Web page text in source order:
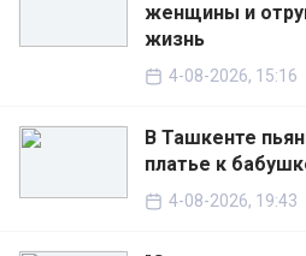
женщины и
жизнь
4-08-2026, 15:16
В Ташкенте
платье к
4-08-2026, 19:43